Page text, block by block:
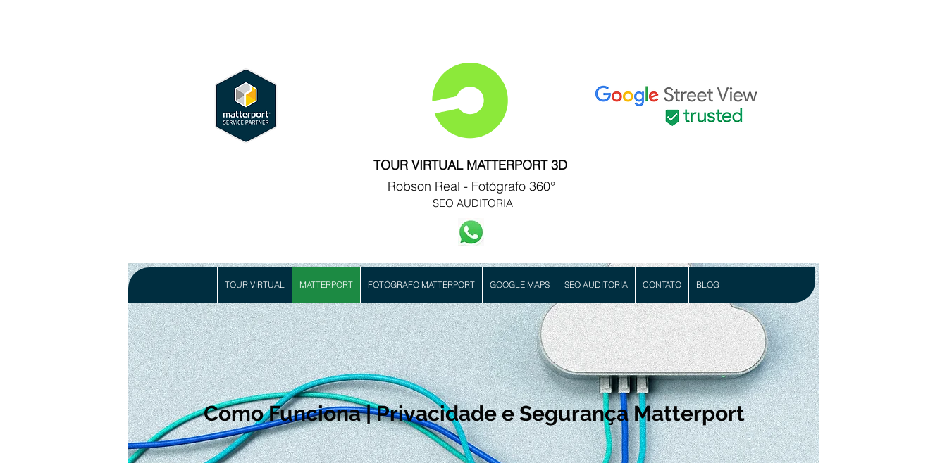
TOUR VIRTUAL MATTERPORT 3D
Robson Real - Fotógrafo 360°
SEO AUDITORIA
Como Funciona | Privacidade e Segurança Matterport
TOUR VIRTUAL MATTERPORT FOTÓGRAFO MATTERPORT GOOGLE MAPS SEO AUDITORIA CONTATO BLOG